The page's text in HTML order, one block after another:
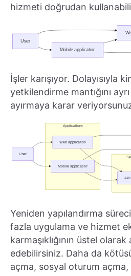
hizmeti doğrudan
İşler karışıyor. Dolayısıyla
yetkilendirme mantığını
ayırmaya karar
Yeniden yapılandırma
fazla uygulama ve hizmet
karmaşıklığının üstel
edebilirsiniz. Daha da
açma, sosyal oturum